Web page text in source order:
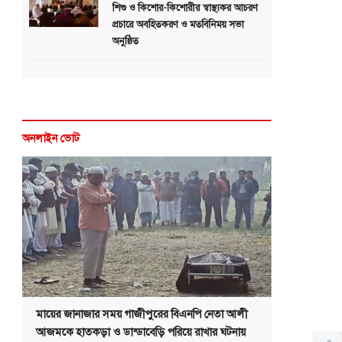
শিশু ও কিশোর-কিশোরীর স্বাস্থ্যকর আচরণ
প্রচারে অবহিতকরণ ও মতবিনিময় সভা
অনুষ্ঠিত
অনলাইন ভোট
মায়ের জানাজার সময় গাজীপুরের বিএনপি নেতা আলী
আজমকে হাতকড়া ও ডান্ডাবেড়ি পরিয়ে রাখার ঘটনায়